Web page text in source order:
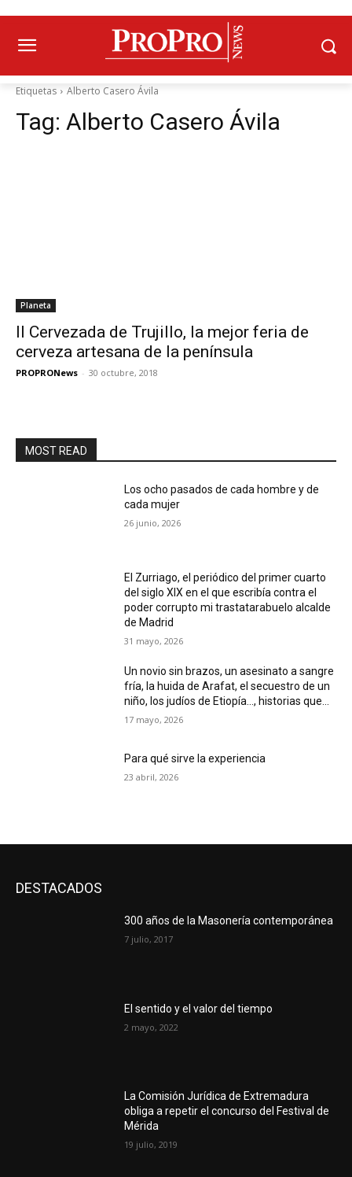
Etiquetas Alberto Casero Ávila
Tag: Alberto Casero Ávila
Planeta
II Cervezada de Trujillo, la mejor feria de
cerveza artesana de la península
PROPRONews - 30 octubre, 2018
MOST READ
Los ocho pasados de cada hombre y de
cada mujer
26 junio, 2026
El Zurriago, el periódico del primer cuarto
del siglo XIX en el que escribía contra el
poder corrupto mi trastatarabuelo alcalde
de Madrid
31 mayo, 2026
Un novio sin brazos, un asesinato a sangre
fría, la huida de Arafat, el secuestro de un
niño, los judíos de Etiopía…, historias que...
17 mayo, 2026
Para qué sirve la experiencia
23 abril, 2026
DESTACADOS
300 años de la Masonería contemporánea
7 julio, 2017
El sentido y el valor del tiempo
2 mayo, 2022
La Comisión Jurídica de Extremadura
obliga a repetir el concurso del Festival de
Mérida
19 julio, 2019